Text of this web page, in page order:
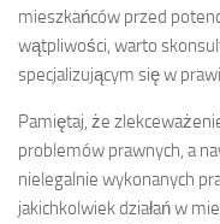
mieszkańców przed
wątpliwości, warto
specjalizującym się w
Pamiętaj, że
problemów prawnych, a
nielegalnie wykonanych
jakichkolwiek działań w